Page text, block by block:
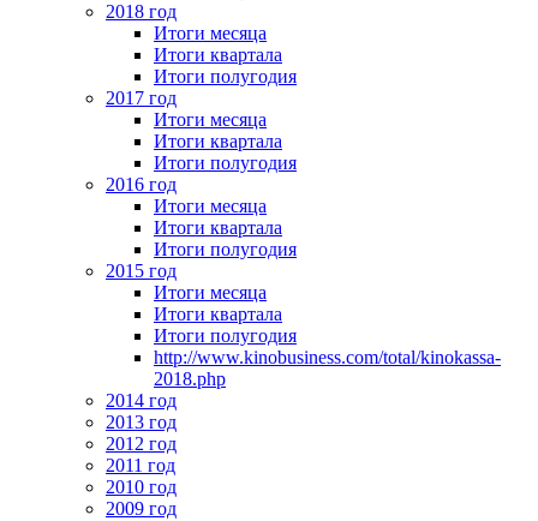
2018 год
Итоги месяца
Итоги квартала
Итоги полугодия
2017 год
Итоги месяца
Итоги квартала
Итоги полугодия
2016 год
Итоги месяца
Итоги квартала
Итоги полугодия
2015 год
Итоги месяца
Итоги квартала
Итоги полугодия
http://www.kinobusiness.com/total/kinokassa-
2018.php
2014 год
2013 год
2012 год
2011 год
2010 год
2009 год